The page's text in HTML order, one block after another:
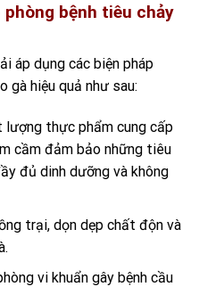
bệnh tiêu chảy
áp dụng các biện pháp
gà hiệu quả như sau:
thực phẩm cung cấp
cầm đảm bảo những tiêu
đủ dinh dưỡng và không
trại, dọn dẹp chất độn và
vi khuẩn gây bệnh cầu